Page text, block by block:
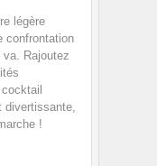
légère
confrontation
Rajoutez
divertissante,
!